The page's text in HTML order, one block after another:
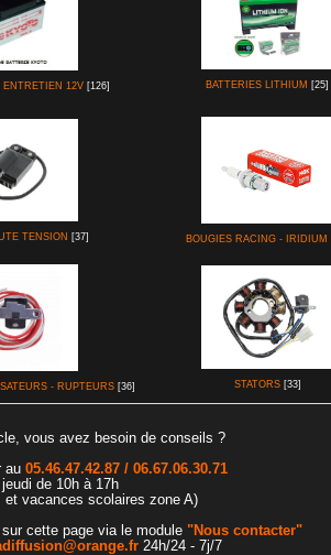
ENTRETIEN 12V [126] BATTERIES LITHIUM [25]
TENSION [37] BOUGIES RACING - IRIDIUM
- RUPTEURS [36] STATORS [33]
vous avez besoin de conseils ?
au 05.46.47.42.87 / 06.67.06.30.71
de 10h à 17h
vacances scolaires zone A)
cette page via le module "Nous contacter"
24h/24 - 7j/7